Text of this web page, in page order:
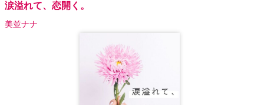
涙溢れて、恋開く。
美並ナナ